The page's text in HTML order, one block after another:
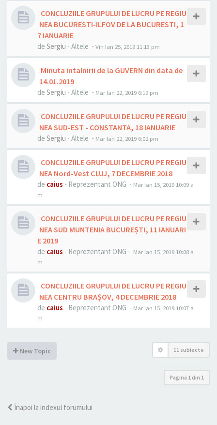
CONCLUZIILE GRUPULUI DE LUCRU PE REGIU
NEA BUCURESTI-ILFOV DE LA BUCURESTI, 1
7 IANUARIE
de Sergiu - Altele - Vin Ian 25, 2019 11:13 pm
Minuta intalnirii de la GUVERN din data de
14.01.2019
de Sergiu - Altele - Mar Ian 22, 2019 6:19 pm
CONCLUZIILE GRUPULUI DE LUCRU PE REGIU
NEA SUD-EST - CONSTANTA, 18 IANUARIE
de Sergiu - Altele - Mar Ian 22, 2019 6:02 pm
CONCLUZIILE GRUPULUI DE LUCRU PE REGIU
NEA Nord-Vest CLUJ, 7 DECEMBRIE 2018
de caius - Reprezentant ONG - Mar Ian 15, 2019 10:09 a
m
CONCLUZIILE GRUPULUI DE LUCRU PE REGIU
NEA SUD MUNTENIA BUCUREȘTI, 11 IANUARI
E 2019
de caius - Reprezentant ONG - Mar Ian 15, 2019 10:08 a
m
CONCLUZIILE GRUPULUI DE LUCRU PE REGIU
NEA CENTRU BRAȘOV, 4 DECEMBRIE 2018
de caius - Reprezentant ONG - Mar Ian 15, 2019 10:07 a
m
New Topic 11 subiecte
Pagina 1 din 1
Înapoi la indexul forumului